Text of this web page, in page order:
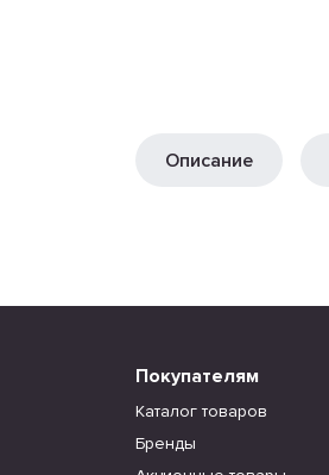
Описание
Покупателям
Каталог товаров
Бренды